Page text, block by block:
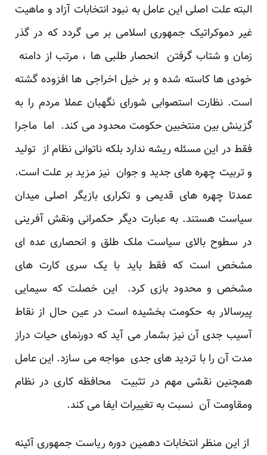
البته علت اصلی این عامل به نبود انتخابات آزاد و ماهیت
غیر دموکراتیک جمهوری اسلامی بر می گردد که در گذر
زمان و شتاب گرفتن انحصار طلبی ها ، مرتب از دامنه
خودی ها کاسته شده و بر خیل اخراجی ها افزوده گشته
است. نظارت استصوابی شورای نگهبان عملا مردم را به
گزینش بین منتخبین حکومت محدود می کند. اما ماجرا
فقط در این مسئله ریشه ندارد بلکه ناتوانی نظام از تولید
و تربیت چهره های جدید و جوان نیز مزید بر علت است.
عمدتا چهره های قدیمی و تکراری بازیگر اصلی میدان
سیاست هستند. به عبارت دیگر حکمرانی ونقش آفرینی
در سطوح بالای سیاست ملک طلق و انحصاری عده ای
مشخص است که فقط باید با یک سری کارت های
مشخص و محدود بازی کرد. این خصلت که سیمایی
پیرسالار به حکومت بخشیده است در عین حال از نقاط
آسیب جدی آن نیز بشمار می آید که دورنمای حیات دراز
مدت آن را با تردید های جدی مواجه می سازد. این عامل
همچنین نقشی مهم در تثبیت محافظه کاری در نظام
ومقاومت آن نسبت به تغییرات ایفا می کند.
از این منظر انتخابات دهمین دوره ریاست جمهوری آئینه